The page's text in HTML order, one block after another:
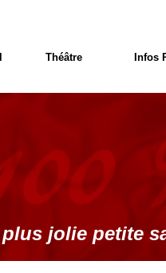
jolie petite
Théâtre Infos